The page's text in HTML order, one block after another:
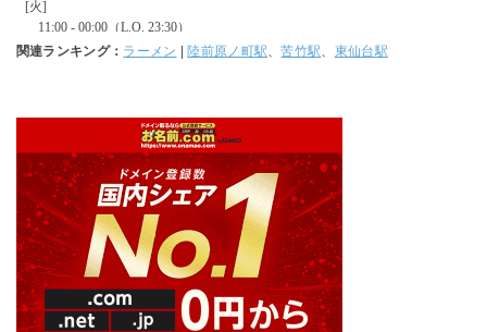
関連ランキング： ラーメン |陸前原ノ町駅 、苦竹駅 東仙台駅